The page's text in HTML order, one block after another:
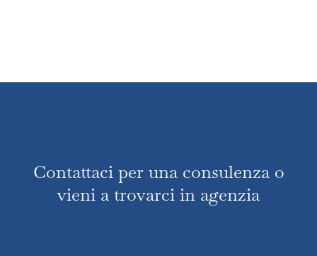
Contattaci per una consulenza o
vieni a trovarci in agenzia